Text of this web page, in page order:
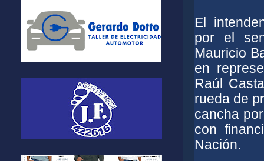
El
por el
Mauricio
en
Raúl
rueda de
cancha
con
Nación.